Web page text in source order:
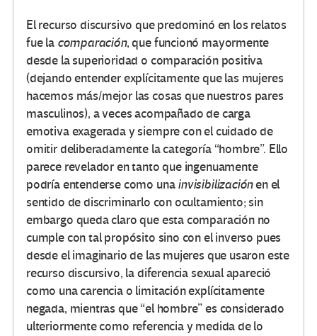
El recurso discursivo que predominó en los relatos
fue la comparación, que funcionó mayormente
desde la superioridad o comparación positiva
(dejando entender explícitamente que las mujeres
hacemos más/mejor las cosas que nuestros pares
masculinos), a veces acompañado de carga
emotiva exagerada y siempre con el cuidado de
omitir deliberadamente la categoría “hombre”. Ello
parece revelador en tanto que ingenuamente
podría entenderse como unainvisibilizaciónen el
sentido de discriminarlo con ocultamiento; sin
embargo queda claro que esta comparación no
cumple con tal propósito sino con el inverso pues
desde el imaginario de las mujeres que usaron este
recurso discursivo, la diferencia sexual apareció
como una carencia o limitación explícitamente
negada, mientras que “el hombre” es considerado
ulteriormente como referencia y medida de lo